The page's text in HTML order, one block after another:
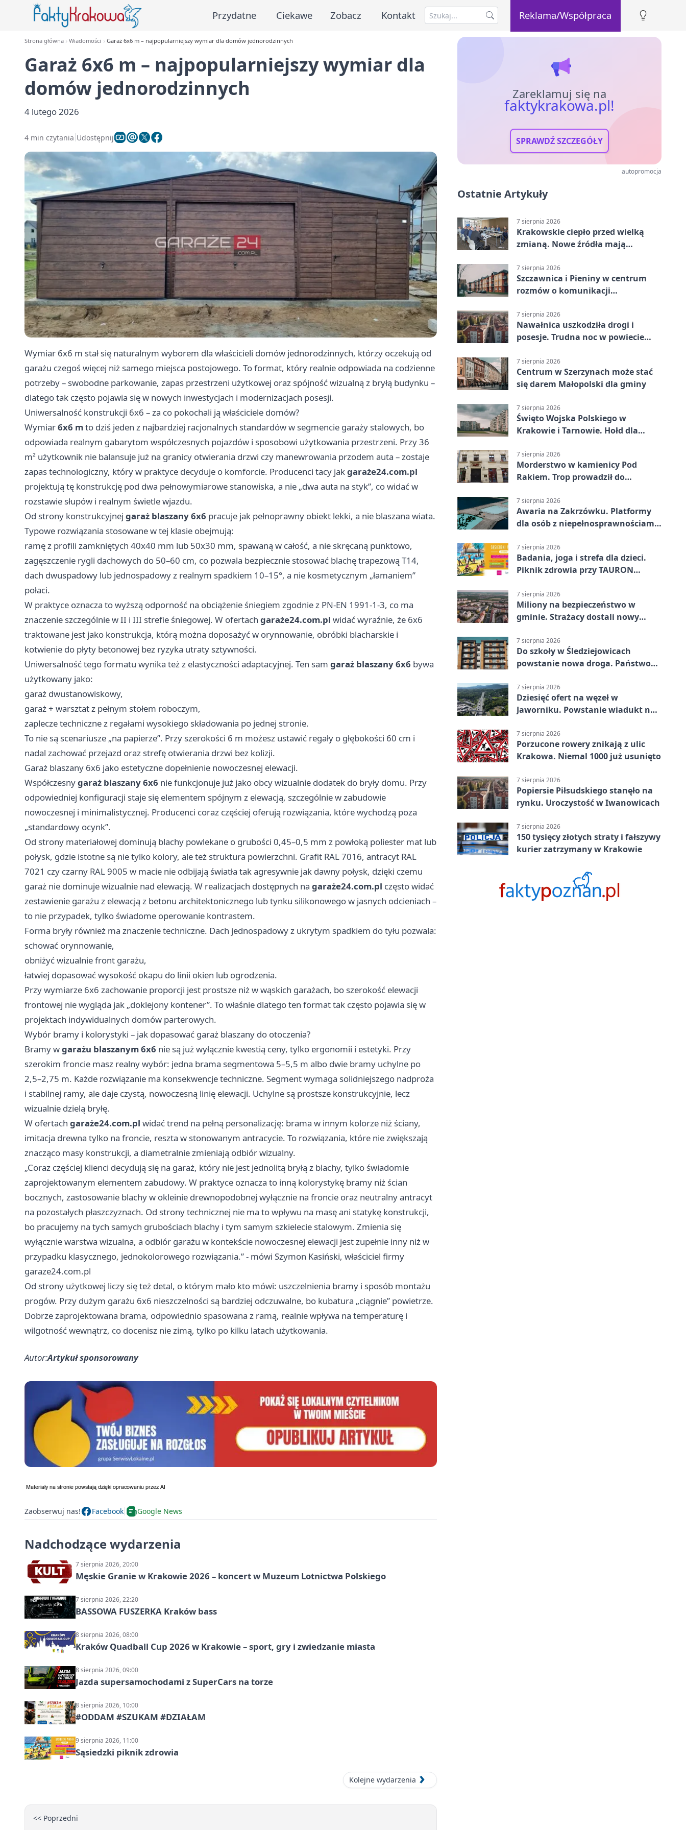
Przydatne Ciekawe Zobacz Kontakt Reklama/Współpraca
Strona główna Wiadomości Garaż 6x6 m – najpopularniejszy wymiar dla domów jednorodzinnych
Garaż 6x6 m – najpopularniejszy wymiar dla
domów jednorodzinnych
4 lutego 2026
4 min czytania Udostępnij
Wymiar 6x6 m stał się naturalnym wyborem dla właścicieli domów jednorodzinnych, którzy oczekują od
garażu czegoś więcej niż samego miejsca postojowego. To format, który realnie odpowiada na codzienne
potrzeby – swobodne parkowanie, zapas przestrzeni użytkowej oraz spójność wizualną z bryłą budynku –
dlatego tak często pojawia się w nowych inwestycjach i modernizacjach posesji.
Uniwersalność konstrukcji 6x6 – za co pokochali ją właściciele domów?
Wymiar6x6 mto dziś jeden z najbardziej racjonalnych standardów w segmencie garaży stalowych, bo
odpowiada realnym gabarytom współczesnych pojazdów i sposobowi użytkowania przestrzeni. Przy 36
m² użytkownik nie balansuje już na granicy otwierania drzwi czy manewrowania przodem auta – zostaje
zapas technologiczny, który w praktyce decyduje o komforcie. Producenci tacy jakgaraże24.com.pl
projektują tę konstrukcję pod dwa pełnowymiarowe stanowiska, a nie „dwa auta na styk”, co widać w
rozstawie słupów i realnym świetle wjazdu.
Od strony konstrukcyjnej garaż blaszany 6x6 pracuje jak pełnoprawny obiekt lekki, a nie blaszana wiata.
Typowe rozwiązania stosowane w tej klasie obejmują:
ramę z profili zamkniętych 40x40 mm lub 50x30 mm, spawaną w całość, a nie skręcaną punktowo,
zagęszczenie rygli dachowych do 50–60 cm, co pozwala bezpiecznie stosować blachę trapezową T14,
dach dwuspadowy lub jednospadowy z realnym spadkiem 10–15°, a nie kosmetycznym „łamaniem”
połaci.
W praktyce oznacza to wyższą odporność na obciążenie śniegiem zgodnie z PN-EN 1991-1-3, co ma
znaczenie szczególnie w II i III strefie śniegowej. W ofertach garaże24.com.pl widać wyraźnie, że 6x6
traktowane jest jako konstrukcja, którą można doposażyć w orynnowanie, obróbki blacharskie i
kotwienie do płyty betonowej bez ryzyka utraty sztywności.
Uniwersalność tego formatu wynika też z elastyczności adaptacyjnej. Ten sam garaż blaszany 6x6 bywa
użytkowany jako:
garaż dwustanowiskowy,
garaż + warsztat z pełnym stołem roboczym,
zaplecze techniczne z regałami wysokiego składowania po jednej stronie.
To nie są scenariusze „na papierze”. Przy szerokości 6 m możesz ustawić regały o głębokości 60 cm i
nadal zachować przejazd oraz strefę otwierania drzwi bez kolizji.
Garaż blaszany 6x6 jako estetyczne dopełnienie nowoczesnej elewacji.
Współczesnygaraż blaszany 6x6 nie funkcjonuje już jako obcy wizualnie dodatek do bryły domu. Przy
odpowiedniej konfiguracji staje się elementem spójnym z elewacją, szczególnie w zabudowie
nowoczesnej i minimalistycznej. Producenci coraz częściej oferują rozwiązania, które wychodzą poza
„standardowy ocynk”.
Od strony materiałowej dominują blachy powlekane o grubości 0,45–0,5 mm z powłoką poliester mat lub
połysk, gdzie istotne są nie tylko kolory, ale też struktura powierzchni. Grafit RAL 7016, antracyt RAL
7021 czy czarny RAL 9005 w macie nie odbijają światła tak agresywnie jak dawny połysk, dzięki czemu
garaż nie dominuje wizualnie nad elewacją. W realizacjach dostępnych na garaże24.com.pl często widać
zestawienie garażu z elewacją z betonu architektonicznego lub tynku silikonowego w jasnych odcieniach –
to nie przypadek, tylko świadome operowanie kontrastem.
Forma bryły również ma znaczenie techniczne. Dach jednospadowy z ukrytym spadkiem do tyłu pozwala:
schować orynnowanie,
obniżyć wizualnie front garażu,
łatwiej dopasować wysokość okapu do linii okien lub ogrodzenia.
Przy wymiarze 6x6 zachowanie proporcji jest prostsze niż w wąskich garażach, bo szerokość elewacji
frontowej nie wygląda jak „doklejony kontener”. To właśnie dlatego ten format tak często pojawia się w
projektach indywidualnych domów parterowych.
Wybór bramy i kolorystyki – jak dopasować garaż blaszany do otoczenia?
Bramy wgarażu blaszanym 6x6 nie są już wyłącznie kwestią ceny, tylko ergonomii i estetyki. Przy
szerokim froncie masz realny wybór: jedna brama segmentowa 5–5,5 m albo dwie bramy uchylne po
2,5–2,75 m. Każde rozwiązanie ma konsekwencje techniczne. Segment wymaga solidniejszego nadproża
i stabilnej ramy, ale daje czystą, nowoczesną linię elewacji. Uchylne są prostsze konstrukcyjnie, lecz
wizualnie dzielą bryłę.
W ofertach garaże24.com.pl widać trend na pełną personalizację: brama w innym kolorze niż ściany,
imitacja drewna tylko na froncie, reszta w stonowanym antracycie. To rozwiązania, które nie zwiększają
znacząco masy konstrukcji, a diametralnie zmieniają odbiór wizualny.
„Coraz częściej klienci decydują się na garaż, który nie jest jednolitą bryłą z blachy, tylko świadomie
zaprojektowanym elementem zabudowy. W praktyce oznacza to inną kolorystykę bramy niż ścian
bocznych, zastosowanie blachy w okleinie drewnopodobnej wyłącznie na froncie oraz neutralny antracyt
na pozostałych płaszczyznach. Od strony technicznej nie ma to wpływu na masę ani statykę konstrukcji,
bo pracujemy na tych samych grubościach blachy i tym samym szkielecie stalowym. Zmienia się
wyłącznie warstwa wizualna, a odbiór garażu w kontekście nowoczesnej elewacji jest zupełnie inny niż w
przypadku klasycznego, jednokolorowego rozwiązania.” - mówi Szymon Kasiński, właściciel firmy
garaze24.com.pl
Od strony użytkowej liczy się też detal, o którym mało kto mówi: uszczelnienia bramy i sposób montażu
progów. Przy dużym garażu 6x6 nieszczelności są bardziej odczuwalne, bo kubatura „ciągnie” powietrze.
Dobrze zaprojektowana brama, odpowiednio spasowana z ramą, realnie wpływa na temperaturę i
wilgotność wewnątrz, co docenisz nie zimą, tylko po kilku latach użytkowania.
Autor:Artykuł sponsorowany
Zaobserwuj nas! Facebook Google News
Nadchodzące wydarzenia
7 sierpnia 2026, 20:00
Męskie Granie w Krakowie 2026 – koncert w Muzeum Lotnictwa Polskiego
7 sierpnia 2026, 22:20
BASSOWA FUSZERKA Kraków bass
8 sierpnia 2026, 08:00
Kraków Quadball Cup 2026 w Krakowie – sport, gry i zwiedzanie miasta
8 sierpnia 2026, 09:00
Jazda supersamochodami z SuperCars na torze
8 sierpnia 2026, 10:00
#ODDAM #SZUKAM #DZIAŁAM
9 sierpnia 2026, 11:00
Sąsiedzki piknik zdrowia
Kolejne wydarzenia
<< Poprzedni
Zareklamuj się na
faktykrakowa.pl!
SPRAWDŹ SZCZEGÓŁY
autopromocja
Ostatnie Artykuły
7 sierpnia 2026
Krakowskie ciepło przed wielką
zmianą. Nowe źródła mają
7 sierpnia 2026
Szczawnica i Pieniny w centrum
rozmów o komunikacji
7 sierpnia 2026
Nawałnica uszkodziła drogi i
posesje. Trudna noc w powiecie
7 sierpnia 2026
Centrum w Szerzynach może stać
się darem Małopolski dla gminy
7 sierpnia 2026
Święto Wojska Polskiego w
Krakowie i Tarnowie. Hołd dla
7 sierpnia 2026
Morderstwo w kamienicy Pod
Rakiem. Trop prowadził do
7 sierpnia 2026
Awaria na Zakrzówku. Platformy
dla osób z niepełnosprawnościami
7 sierpnia 2026
Badania, joga i strefa dla dzieci.
Piknik zdrowia przy TAURON
7 sierpnia 2026
Miliony na bezpieczeństwo w
gminie. Strażacy dostali nowy
7 sierpnia 2026
Do szkoły w Śledziejowicach
powstanie nowa droga. Państwo
7 sierpnia 2026
Dziesięć ofert na węzeł w
Jaworniku. Powstanie wiadukt nad
7 sierpnia 2026
Porzucone rowery znikają z ulic
Krakowa. Niemal 1000 już usunięto
7 sierpnia 2026
Popiersie Piłsudskiego stanęło na
rynku. Uroczystość w Iwanowicach
7 sierpnia 2026
150 tysięcy złotych straty i fałszywy
kurier zatrzymany w Krakowie